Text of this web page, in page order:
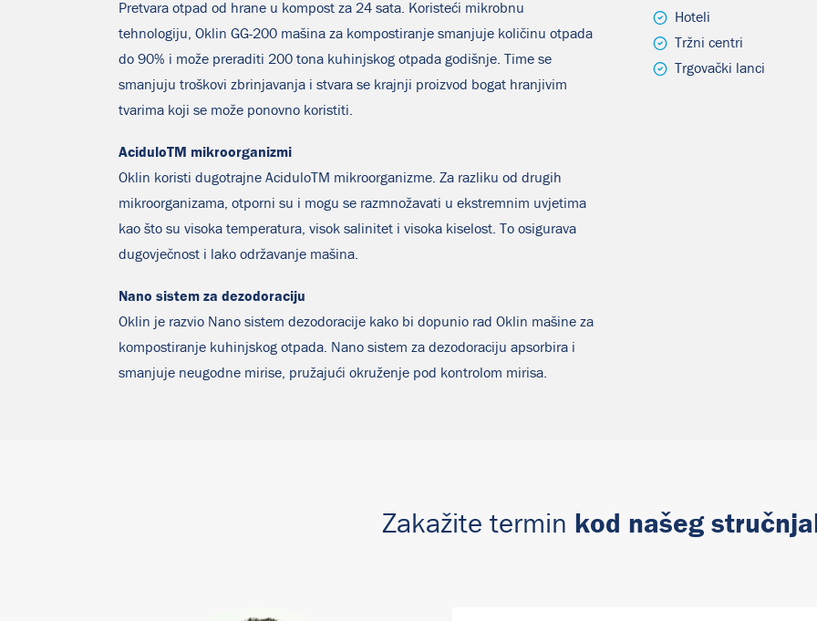
Pretvara otpad od hrane u kompost za 24 sata. Koristeći mikrobnu
tehnologiju, Oklin GG-200 mašina za kompostiranje smanjuje količinu otpada
do 90% i može preraditi 200 tona kuhinjskog otpada godišnje. Time se
smanjuju troškovi zbrinjavanja i stvara se krajnji proizvod bogat hranjivim
tvarima koji se može ponovno koristiti.
AciduloTM mikroorganizmi
Oklin koristi dugotrajne AciduloTM mikroorganizme. Za razliku od drugih
mikroorganizama, otporni su i mogu se razmnožavati u ekstremnim uvjetima
kao što su visoka temperatura, visok salinitet i visoka kiselost. To osigurava
dugovječnost i lako održavanje mašina.
Nano sistem za dezodoraciju
Oklin je razvio Nano sistem dezodoracije kako bi dopunio rad Oklin mašine za
kompostiranje kuhinjskog otpada. Nano sistem za dezodoraciju apsorbira i
smanjuje neugodne mirise, pružajući okruženje pod kontrolom mirisa.
Hoteli
Tržni centri
Trgovački lanci
Zakažite termin kod našeg